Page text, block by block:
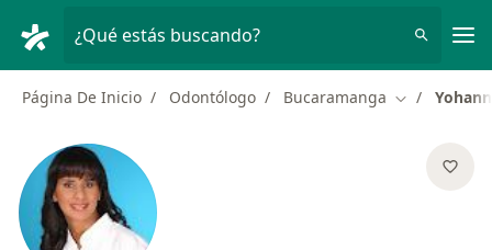
¿Qué estás buscando?
Página De Inicio Odontólogo Bucaramanga Cambiar de